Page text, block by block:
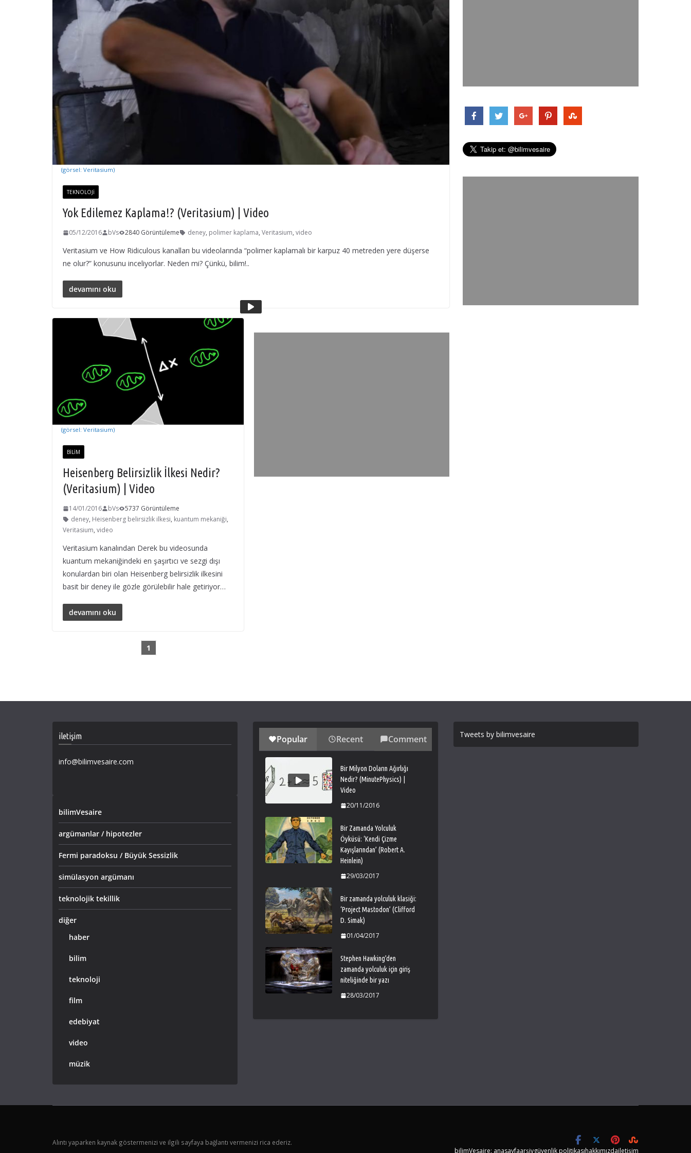
(görsel: Veritasium)
TEKNOLOJI
Yok Edilemez Kaplama!? (Veritasium) | Video
05/12/2016 bVs 2840 Görüntüleme deney, polimer kaplama, Veritasium, video
Veritasium ve How Ridiculous kanalları bu videolarında “polimer kaplamalı bir karpuz 40 metreden yere düşerse
ne olur?” konusunu inceliyorlar. Neden mi? Çünkü, bilim!..
devamını oku
(görsel: Veritasium)
BILIM
Heisenberg Belirsizlik İlkesi Nedir?
(Veritasium) | Video
14/01/2016 bVs
5737 Görüntüleme
deney, Heisenberg belirsizlik ilkesi, kuantum mekaniği,
Veritasium, video
Veritasium kanalından Derek bu videosunda
kuantum mekaniğindeki en şaşırtıcı ve sezgi dışı
konulardan biri olan Heisenberg belirsizlik ilkesini
basit bir deney ile gözle görülebilir hale getiriyor…
devamını oku
1
iletişim
info@bilimvesaire.com
bilimVesaire
argümanlar / hipotezler
Fermi paradoksu / Büyük Sessizlik
simülasyon argümanı
teknolojik tekillik
diğer
haber
bilim
teknoloji
film
edebiyat
video
müzik
Popular Recent Comment
Bir Milyon Doların Ağırlığı
Nedir? (MinutePhysics) |
Video
20/11/2016
Bir Zamanda Yolculuk
Öyküsü: ‘Kendi Çizme
Kayışlarından’ (Robert A.
Heinlein)
29/03/2017
Bir zamanda yolculuk klasiği:
‘Project Mastodon’ (Clifford
D. Simak)
01/04/2017
Stephen Hawking’den
zamanda yolculuk için giriş
niteliğinde bir yazı
28/03/2017
Tweets by bilimvesaire
bilimVesaire: anasayfaarşivgüvenlik politikasıhakkımızdailetişim
Alıntı yaparken kaynak göstermenizi ve ilgili sayfaya bağlantı vermenizi rica ederiz.